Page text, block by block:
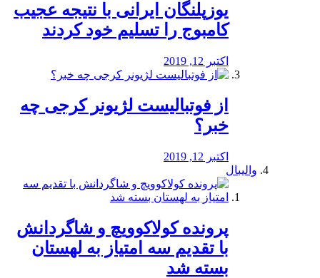
یوزپلنگان ایرانی با نتیجه عجیب
کامبوج را تسلیم خود کردند
اکتبر 12, 2019
از فوتبالیست لژیونر کرجی چه
خبر؟
اکتبر 12, 2019
والیبال
پرونده کولاکوویچ و شاگردانش
با تقدیم سه امتیاز به لهستان
بسته شد